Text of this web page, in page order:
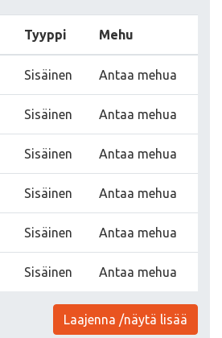
Tyyppi Mehu
Sisäinen Antaa mehua
Sisäinen Antaa mehua
Sisäinen Antaa mehua
Sisäinen Antaa mehua
Sisäinen Antaa mehua
Sisäinen Antaa mehua
Laajenna /näytä lisää